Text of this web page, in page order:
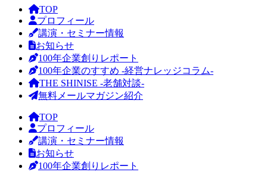
TOP
プロフィール
講演・セミナー情報
お知らせ
100年企業創りレポート
100年企業のすすめ -経営ナレッジコラム-
THE SHINISE -老舗対談-
無料メールマガジン紹介
TOP
プロフィール
講演・セミナー情報
お知らせ
100年企業創りレポート